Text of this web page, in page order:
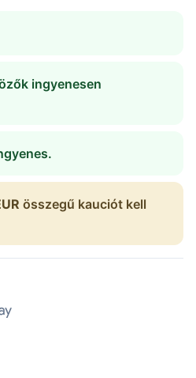
ingyenesen
összegű kauciót kell